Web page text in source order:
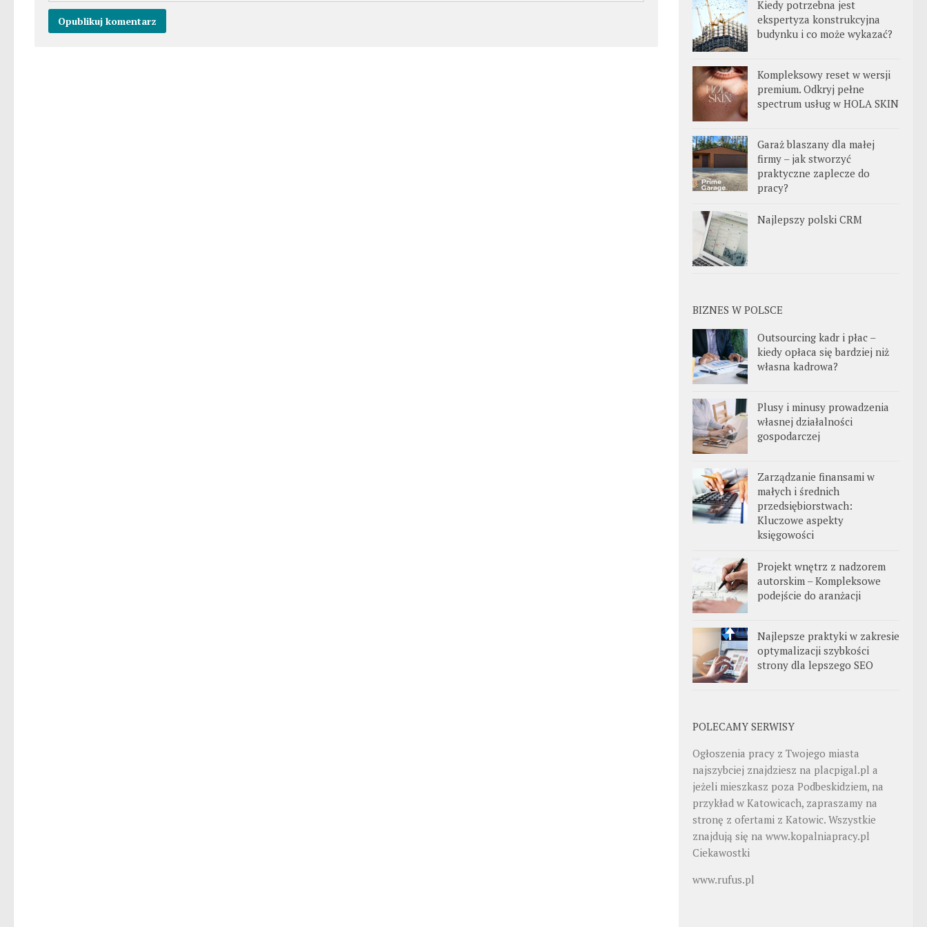
Kiedy potrzebna jest
ekspertyza konstrukcyjna
budynku i co może wykazać?
Kompleksowy reset w wersji
premium. Odkryj pełne
spectrum usług w HOLA SKIN
Garaż blaszany dla małej
firmy – jak stworzyć
praktyczne zaplecze do
pracy?
Najlepszy polski CRM
BIZNES W POLSCE
Outsourcing kadr i płac –
kiedy opłaca się bardziej niż
własna kadrowa?
Plusy i minusy prowadzenia
własnej działalności
gospodarczej
Zarządzanie finansami w
małych i średnich
przedsiębiorstwach:
Kluczowe aspekty
księgowości
Projekt wnętrz z nadzorem
autorskim – Kompleksowe
podejście do aranżacji
Najlepsze praktyki w zakresie
optymalizacji szybkości
strony dla lepszego SEO
POLECAMY SERWISY
Ogłoszenia pracy z Twojego miasta
najszybciej znajdziesz na placpigal.pl a
jeżeli mieszkasz poza Podbeskidziem, na
przykład w Katowicach, zapraszamy na
stronę z ofertami z Katowic. Wszystkie
znajdują się na www.kopalniapracy.pl
Ciekawostki
www.rufus.pl